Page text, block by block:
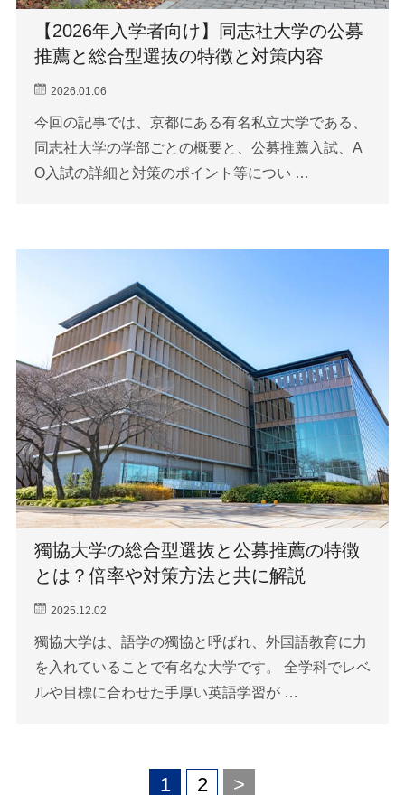
【2026年入学者向け】同志社大学の公募
推薦と総合型選抜の特徴と対策内容
2026.01.06
今回の記事では、京都にある有名私立大学である、
同志社大学の学部ごとの概要と、公募推薦入試、A
O入試の詳細と対策のポイント等につい …
獨協大学の総合型選抜と公募推薦の特徴
とは？倍率や対策方法と共に解説
2025.12.02
獨協大学は、語学の獨協と呼ばれ、外国語教育に力
を入れていることで有名な大学です。 全学科でレベ
ルや目標に合わせた手厚い英語学習が …
1 2 >